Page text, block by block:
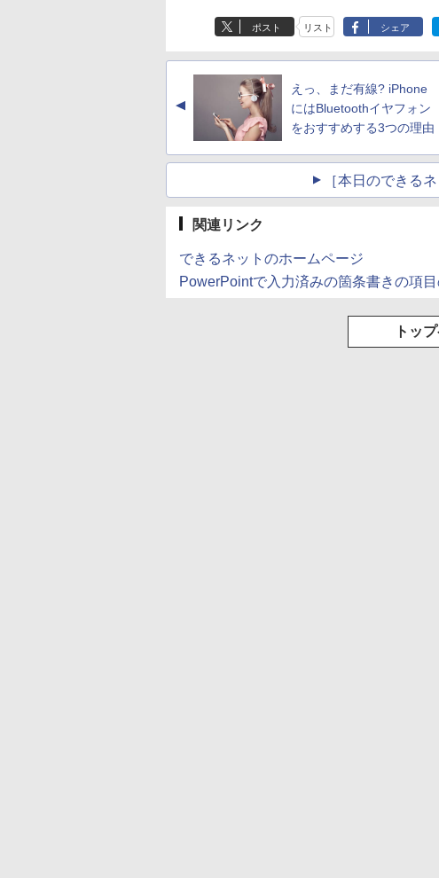
ポスト リスト シェア
▲
えっ、まだ有線? iPhone
にはBluetoothイヤフォン
をおすすめする3つの理由
［本日のできる
関連リンク
できるネットのホームページ
PowerPointで入力済みの箇条書きの項
トッ